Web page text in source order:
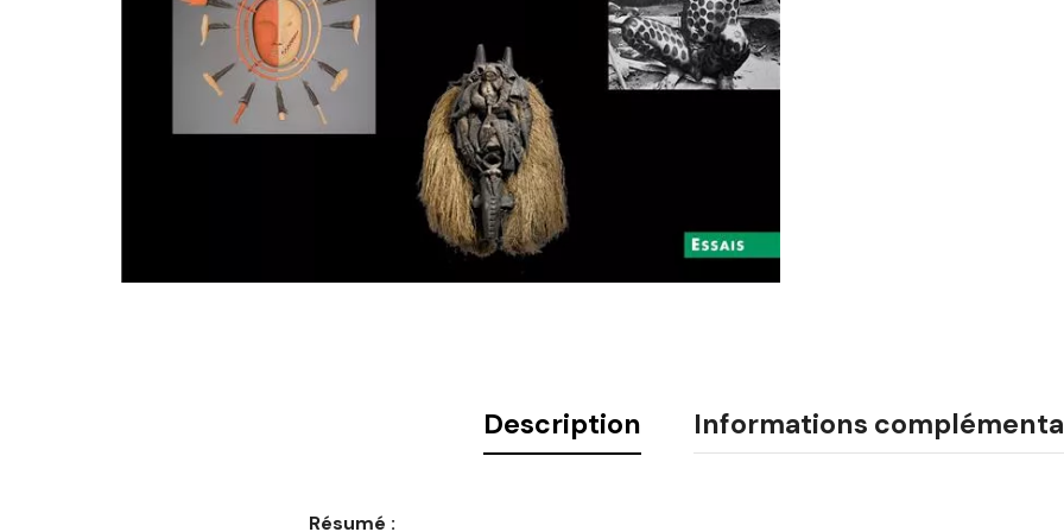
Description Informations
Résumé :